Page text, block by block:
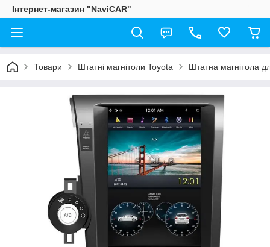
Інтернет-магазин "NaviCAR"
Товари Штатні магнітоли Toyota Штатна магнітола